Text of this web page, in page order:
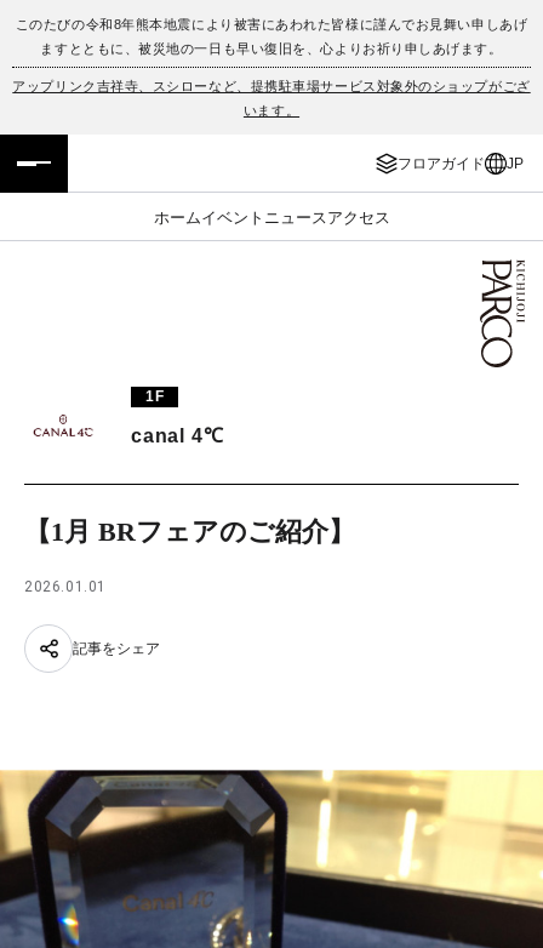
このたびの令和8年熊本地震により被害にあわれた皆様に謹んでお見舞い申しあげ
ますとともに、被災地の一日も早い復旧を、心よりお祈り申しあげます。
アップリンク吉祥寺、スシローなど、提携駐車場サービス対象外のショップがござ
います。
フロアガイド JP
ホームイベント ニュース アクセス
フロアガイド
イベント・ポップアップ
ニュース
PARCOメンバーズ
ENGLISH
簡体字
한국어
1F
canal 4℃
【1月 BRフェアのご紹介】
2026.01.01
記事をシェア